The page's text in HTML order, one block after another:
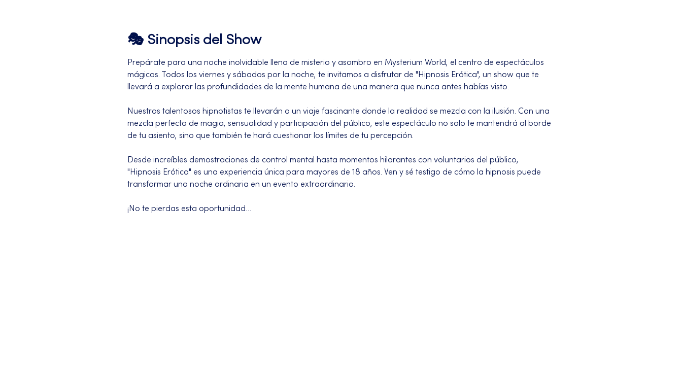
🎭 Sinopsis del Show
Prepárate para una noche inolvidable llena de misterio y asombro en Mysterium World, el centro de espectáculos
mágicos. Todos los viernes y sábados por la noche, te invitamos a disfrutar de "Hipnosis Erótica", un show que te
llevará a explorar las profundidades de la mente humana de una manera que nunca antes habías visto.
Nuestros talentosos hipnotistas te llevarán a un viaje fascinante donde la realidad se mezcla con la ilusión. Con una
mezcla perfecta de magia, sensualidad y participación del público, este espectáculo no solo te mantendrá al borde
de tu asiento, sino que también te hará cuestionar los límites de tu percepción.
Desde increíbles demostraciones de control mental hasta momentos hilarantes con voluntarios del público,
"Hipnosis Erótica" es una experiencia única para mayores de 18 años. Ven y sé testigo de cómo la hipnosis puede
transformar una noche ordinaria en un evento extraordinario.
¡No te pierdas esta oportunidad…